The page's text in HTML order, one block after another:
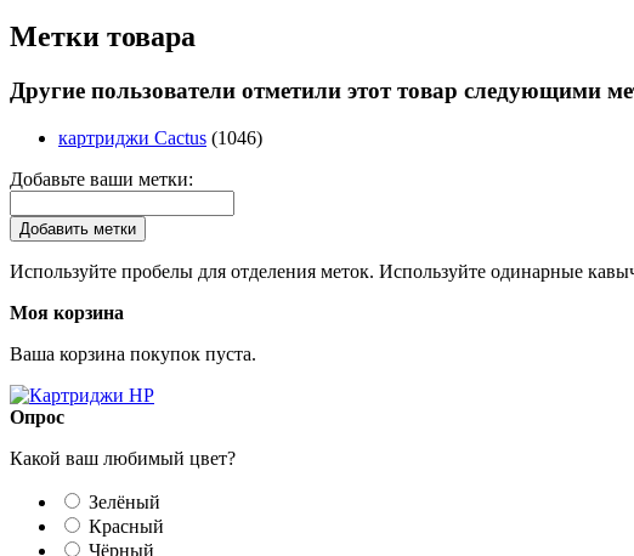
Метки товара
Другие пользователи отметили этот товар следующими
картриджи Cactus (1046)
Добавьте ваши метки:
Добавить метки
Используйте пробелы для отделения меток. Используйте одинарные
Моя корзина
Ваша корзина покупок пуста.
Опрос
Какой ваш любимый цвет?
Зелёный
Красный
Чёрный